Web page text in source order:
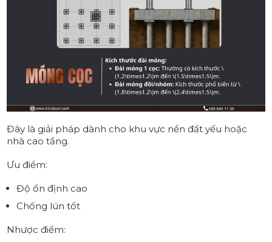
Đây là giải pháp dành cho khu vực nền đất yếu hoặc
nhà cao tầng.
Ưu điểm:
Độ ổn định cao
Chống lún tốt
Nhược điểm: